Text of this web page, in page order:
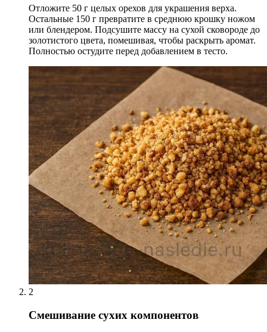
Отложите 50 г целых орехов для украшения верха.
Остальные 150 г превратите в среднюю крошку ножом
или блендером. Подсушите массу на сухой сковороде до
золотистого цвета, помешивая, чтобы раскрыть аромат.
Полностью остудите перед добавлением в тесто.
2
Смешивание сухих компонентов